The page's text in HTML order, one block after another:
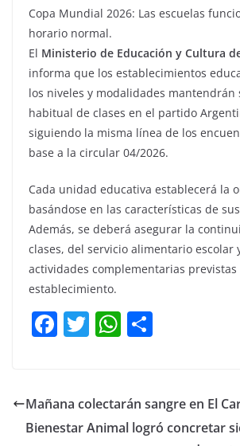
Copa Mundial 2026: Las escuelas
horario normal.
El Ministerio de Educación y Cultura
informa que los establecimientos
los niveles y modalidades mantendrán
habitual de clases en el partido
siguiendo la misma línea de los
base a la circular 04/2026.
Cada unidad educativa establecerá la
basándose en las características de
Además, se deberá asegurar la
clases, del servicio alimentario escolar
actividades complementarias previstas
establecimiento.
F
e
b
T
er
W
s
A
p
ar
Mañana colectarán sangre en El
Bienestar Animal logró concretar